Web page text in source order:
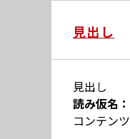
見出し
見出し
読み仮名：
コンテン